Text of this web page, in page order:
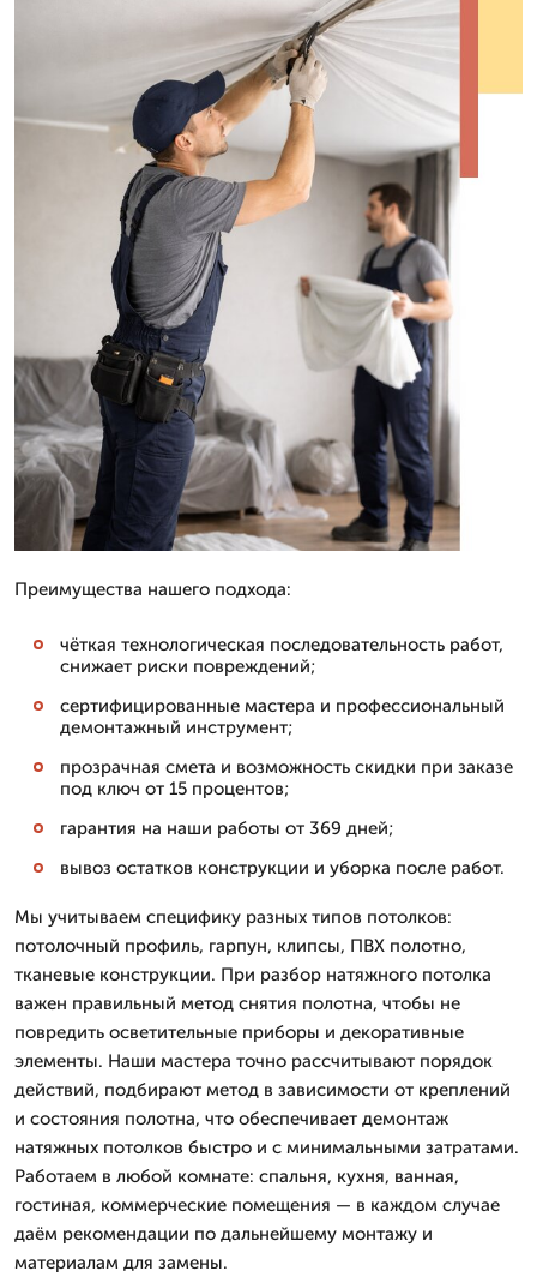
Преимущества нашего подхода:
чёткая технологическая последовательность работ,
снижает риски повреждений;
сертифицированные мастера и профессиональный
демонтажный инструмент;
прозрачная смета и возможность скидки при заказе
под ключ от 15 процентов;
гарантия на наши работы от 369 дней;
вывоз остатков конструкции и уборка после работ.
Мы учитываем специфику разных типов потолков:
потолочный профиль, гарпун, клипсы, ПВХ полотно,
тканевые конструкции. При разбор натяжного потолка
важен правильный метод снятия полотна, чтобы не
повредить осветительные приборы и декоративные
элементы. Наши мастера точно рассчитывают порядок
действий, подбирают метод в зависимости от креплений
и состояния полотна, что обеспечивает демонтаж
натяжных потолков быстро и с минимальными затратами.
Работаем в любой комнате: спальня, кухня, ванная,
гостиная, коммерческие помещения — в каждом случае
даём рекомендации по дальнейшему монтажу и
материалам для замены.